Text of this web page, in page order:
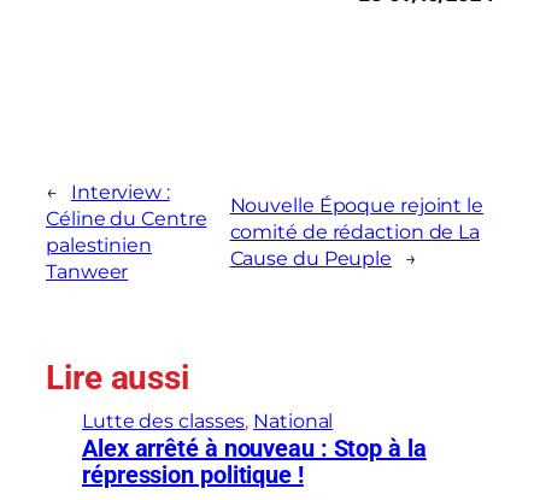
←
Interview :
Céline du Centre
palestinien
Tanweer
Nouvelle Époque rejoint le
comité de rédaction de La
Cause du Peuple
→
Lire aussi
Lutte des classes, National
Alex arrêté à nouveau : Stop à la
répression politique !